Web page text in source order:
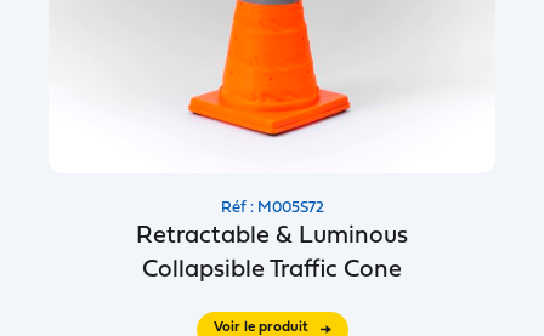
Réf : M005S72
Retractable & Luminous
Collapsible Traffic Cone
Voir le produit